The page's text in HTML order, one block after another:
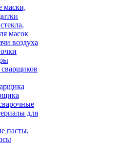
маски,
масок
воздуха
для
пасты,